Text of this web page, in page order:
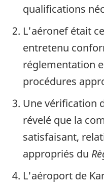
qualifications
L'aéronef était
entretenu
réglementation
procédures
Une vérification
révelé que la
satisfaisant,
appropriés du
L'aéroport de